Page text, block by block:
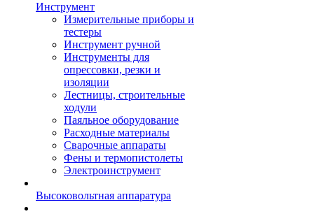
Инструмент
Измерительные приборы и
тестеры
Инструмент ручной
Инструменты для
опрессовки, резки и
изоляции
Лестницы, строительные
ходули
Паяльное оборудование
Расходные материалы
Сварочные аппараты
Фены и термопистолеты
Электроинструмент
Высоковольтная аппаратура